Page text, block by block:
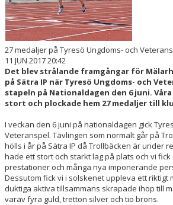
27 medaljer på Tyresö Ungdoms- och
11 JUN 2017 20:42
Det blev strålande framgångar för
på Sätra IP när Tyresö Ungdoms- och
stapeln på Nationaldagen den 6 juni.
stort och plockade hem 27 medaljer till
I veckan den 6 juni på nationaldagen gick
Veteranspel. Tävlingen som normalt går på
hölls i år på Sätra IP då Trollbäcken är under
hade ett stort och starkt lag på plats och vi
prestationer och många nya imponerande
Dessutom fick vi i solskenet uppleva ett riktigt
duktiga aktiva tillsammans skrapade ihop till
varav fyra guld, tretton silver och tio brons.